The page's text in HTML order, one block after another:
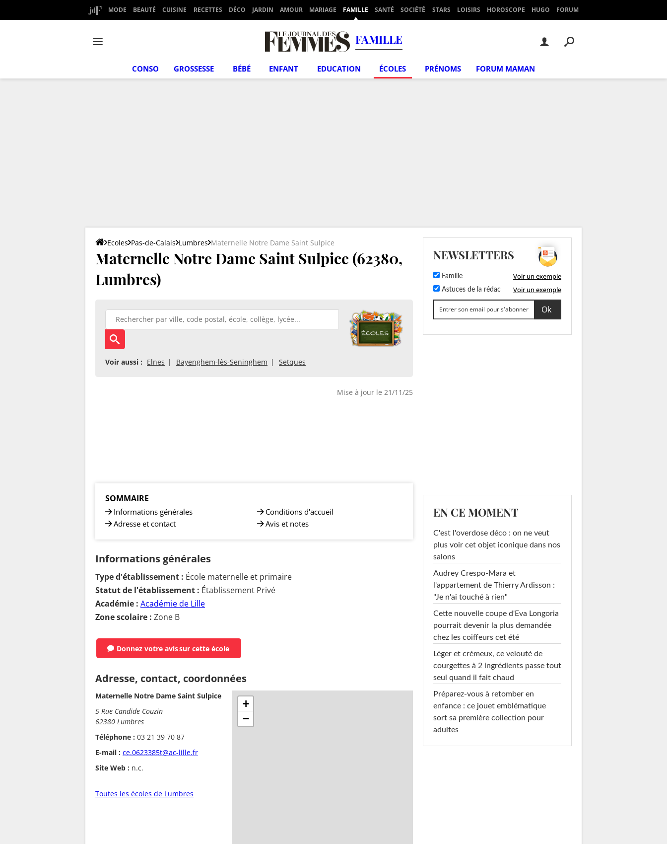
MODE BEAUTÉ CUISINE RECETTES DÉCO JARDIN AMOUR MARIAGE FAMILLE SANTÉ SOCIÉTÉ STARS LOISIRS HOROSCOPE HUGO FORUM
FAMILLE
CONSO GROSSESSE BÉBÉ ENFANT EDUCATION ÉCOLES PRÉNOMS FORUM MAMAN
Ecoles Pas-de-Calais Lumbres Maternelle Notre Dame Saint Sulpice
Maternelle Notre Dame Saint Sulpice (62380,
Lumbres)
Voir aussi : Elnes Bayenghem-lès-Seninghem Setques
Mise à jour le 21/11/25
SOMMAIRE
Informations générales
Adresse et contact
Conditions d'accueil
Avis et notes
Informations générales
Type d'établissement : École maternelle et primaire
Statut de l'établissement : Établissement Privé
Académie : Académie de Lille
Zone scolaire : Zone B
Donnez votre avissur cette école
Adresse, contact, coordonnées
Maternelle Notre Dame Saint Sulpice
5 Rue Candide Couzin
62380 Lumbres
Téléphone : 03 21 39 70 87
E-mail : ce.0623385t@ac-lille.fr
Site Web : n.c.
Toutes les écoles de Lumbres
+
−
NEWSLETTERS
Famille Voir un exemple
Astuces de la rédac Voir un exemple
EN CE MOMENT
C'est l'overdose déco : on ne veut
plus voir cet objet iconique dans nos
salons
Audrey Crespo-Mara et
l'appartement de Thierry Ardisson :
"Je n'ai touché à rien"
Cette nouvelle coupe d'Eva Longoria
pourrait devenir la plus demandée
chez les coiffeurs cet été
Léger et crémeux, ce velouté de
courgettes à 2 ingrédients passe tout
seul quand il fait chaud
Préparez-vous à retomber en
enfance : ce jouet emblématique
sort sa première collection pour
adultes